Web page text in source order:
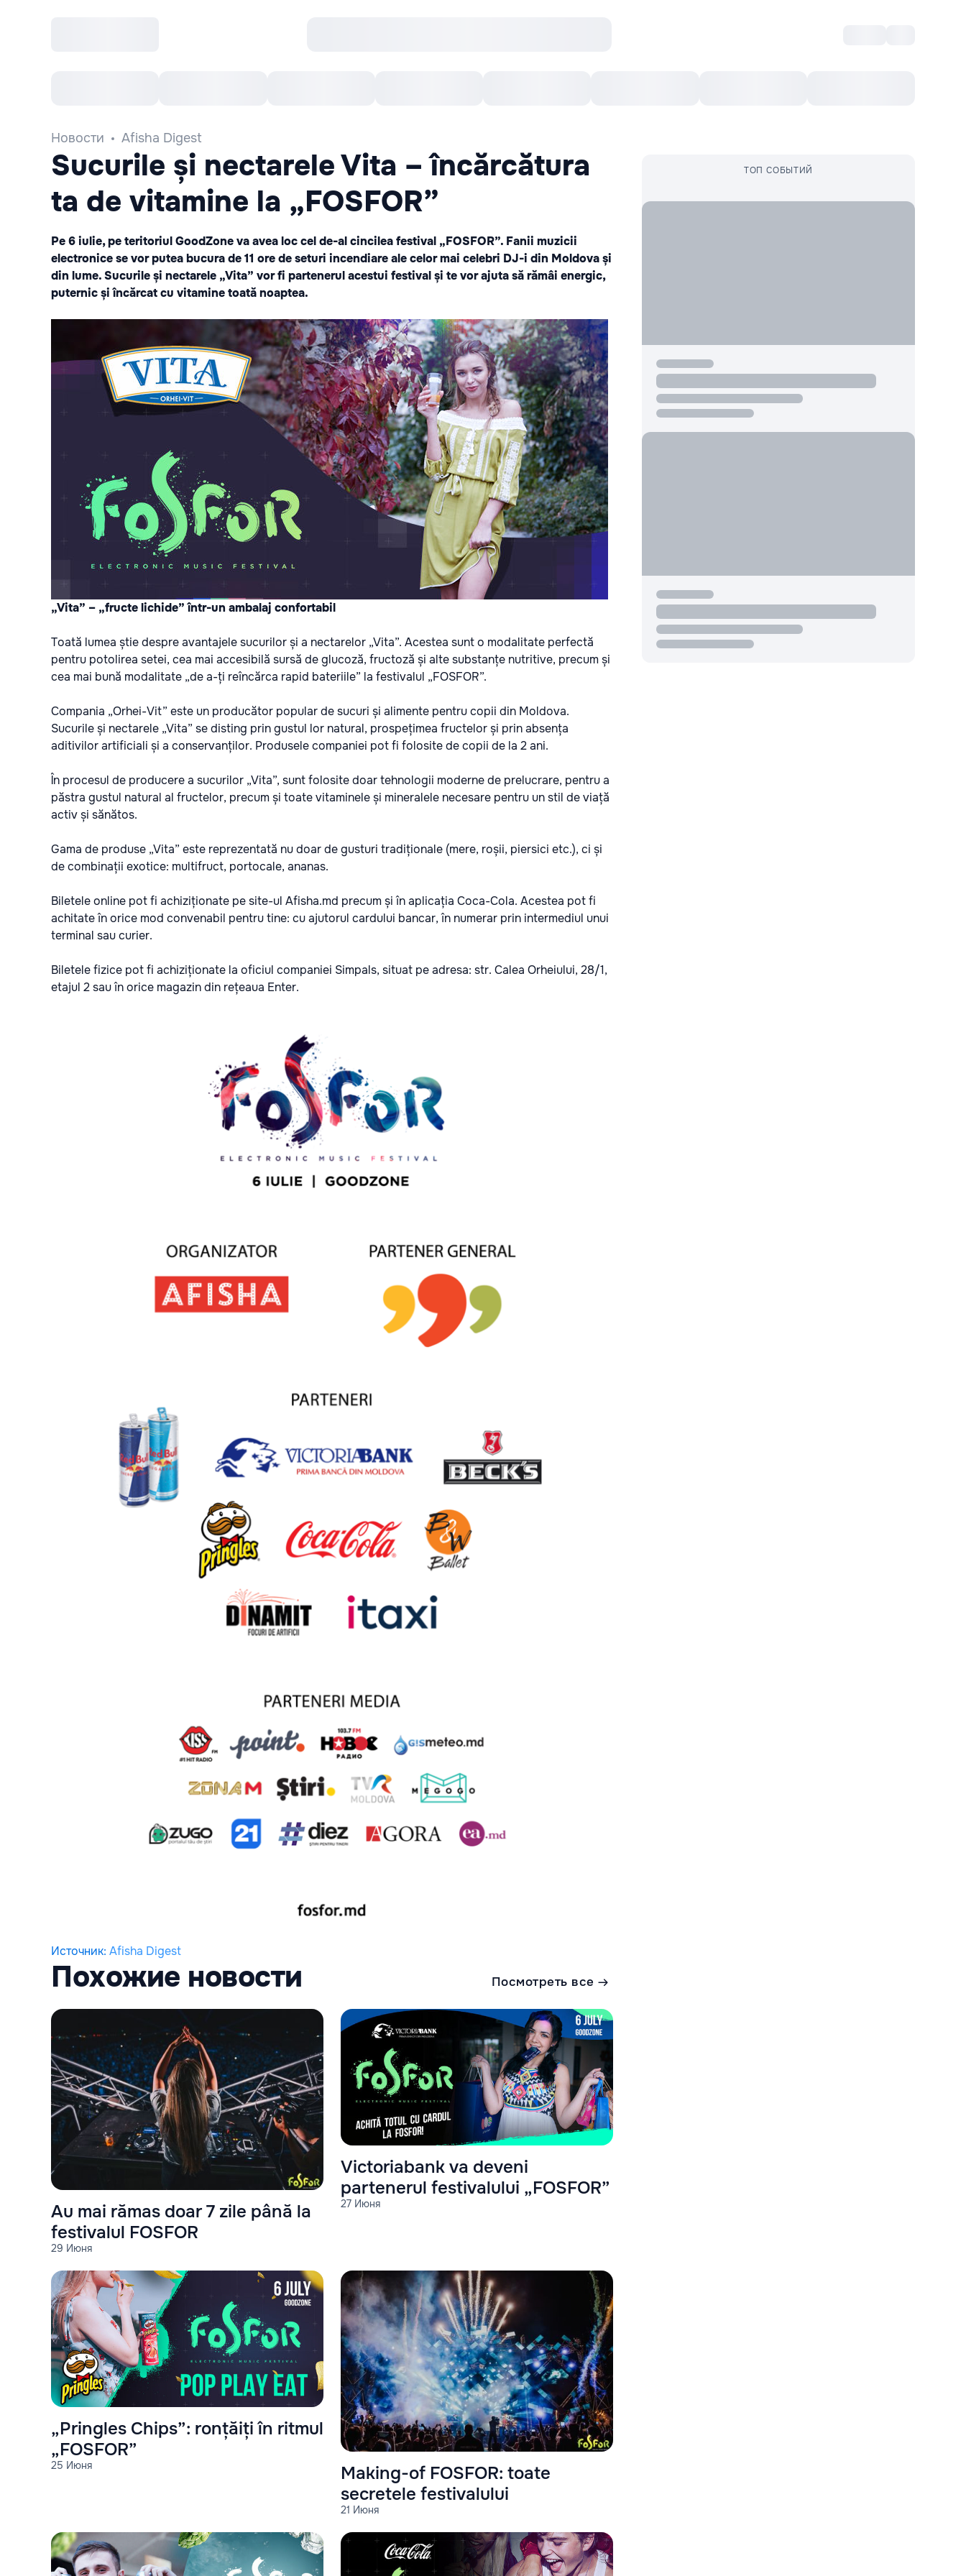
Новости Afisha Digest
Sucurile și nectarele Vita – încărcătura
ta de vitamine la „FOSFOR”
Pe 6 iulie, pe teritoriul GoodZone va avea loc cel de-al cincilea festival „FOSFOR”. Fanii muzicii
electronice se vor putea bucura de 11 ore de seturi incendiare ale celor mai celebri DJ-i din Moldova și
din lume. Sucurile și nectarele „Vita” vor fi partenerul acestui festival și te vor ajuta să rămâi energic,
puternic și încărcat cu vitamine toată noaptea.
„Vita” – „fructe lichide” într-un ambalaj confortabil
Toată lumea știe despre avantajele sucurilor și a nectarelor „Vita”. Acestea sunt o modalitate perfectă
pentru potolirea setei, cea mai accesibilă sursă de glucoză, fructoză și alte substanțe nutritive, precum și
cea mai bună modalitate „de a-ți reîncărca rapid bateriile” la festivalul „FOSFOR”.
Compania „Orhei-Vit” este un producător popular de sucuri și alimente pentru copii din Moldova.
Sucurile și nectarele „Vita” se disting prin gustul lor natural, prospețimea fructelor și prin absența
aditivilor artificiali și a conservanților. Produsele companiei pot fi folosite de copii de la 2 ani.
În procesul de producere a sucurilor „Vita”, sunt folosite doar tehnologii moderne de prelucrare, pentru a
păstra gustul natural al fructelor, precum și toate vitaminele și mineralele necesare pentru un stil de viață
activ și sănătos.
Gama de produse „Vita” este reprezentată nu doar de gusturi tradiționale (mere, roșii, piersici etc.), ci și
de combinații exotice: multifruct, portocale, ananas.
Biletele online pot fi achiziționate pe site-ul Afisha.md precum și în aplicația Coca-Cola. Acestea pot fi
achitate în orice mod convenabil pentru tine: cu ajutorul cardului bancar, în numerar prin intermediul unui
terminal sau curier.
Biletele fizice pot fi achiziționate la oficiul companiei Simpals, situat pe adresa: str. Calea Orheiului, 28/1,
etajul 2 sau în orice magazin din rețeaua Enter.
Источник: Afisha Digest
Похожие новости Посмотреть все
29 Июня
Au mai rămas doar 7 zile până la
festivalul FOSFOR
27 Июня
Victoriabank va deveni
partenerul festivalului „FOSFOR”
25 Июня
„Pringles Chips”: ronțăiți în ritmul
„FOSFOR”
21 Июня
Making-of FOSFOR: toate
secretele festivalului
ТОП СОБЫТИЙ